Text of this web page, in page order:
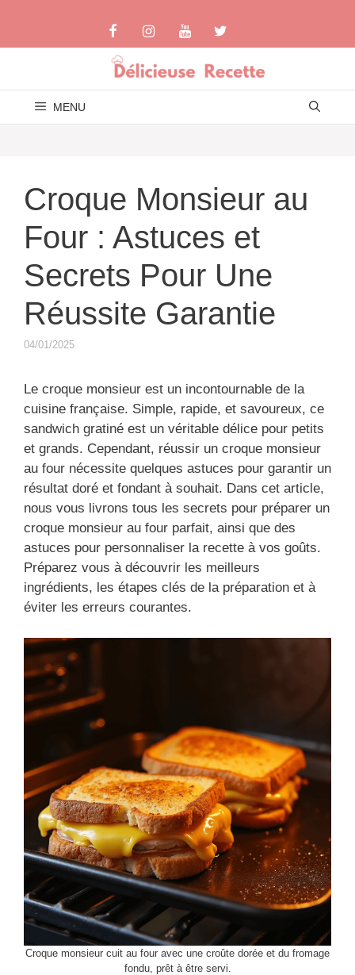
contenu
MENU
Croque Monsieur au
Four : Astuces et
Secrets Pour Une
Réussite Garantie
04/01/2025
Le croque monsieur est un incontournable de la
cuisine française. Simple, rapide, et savoureux, ce
sandwich gratiné est un véritable délice pour petits
et grands. Cependant, réussir un croque monsieur
au four nécessite quelques astuces pour garantir un
résultat doré et fondant à souhait. Dans cet article,
nous vous livrons tous les secrets pour préparer un
croque monsieur au four parfait, ainsi que des
astuces pour personnaliser la recette à vos goûts.
Préparez vous à découvrir les meilleurs
ingrédients, les étapes clés de la préparation et à
éviter les erreurs courantes.
Croque monsieur cuit au four avec une croûte dorée et du fromage
fondu, prêt à être servi.